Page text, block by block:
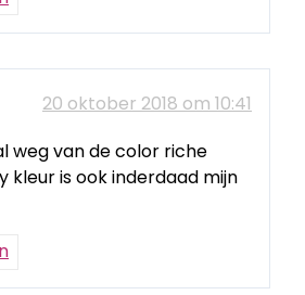
20 oktober 2018 om 10:41
weg van de color riche
kleur is ook inderdaad mijn